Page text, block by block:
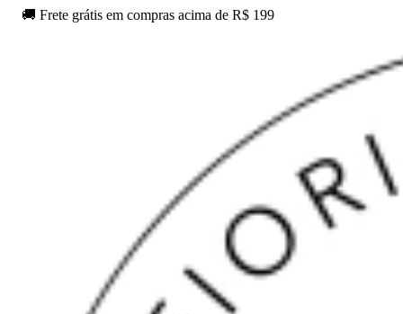
🚚 Frete grátis em compras acima de R$ 199